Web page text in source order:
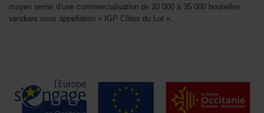
moyen terme d’une commercialisation de 20 000 à 35 000 bouteilles
vendues sous appellation « IGP Côtes du Lot ».